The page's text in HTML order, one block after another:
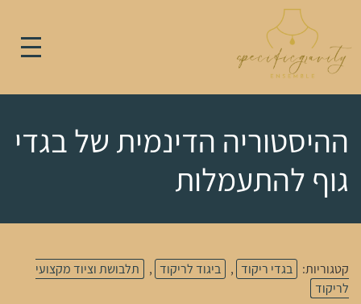
ההיסטוריה הדינמית של בגדי
גוף להתעמלות
קטגוריות: בגדי ריקוד , ביגוד לריקוד ,
תלבושת וציוד מקצועי
לריקוד